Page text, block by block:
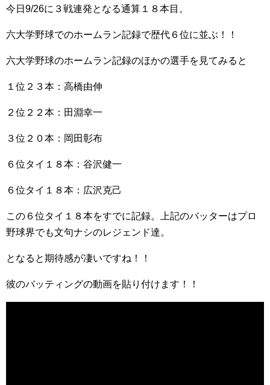
今日9/26に３戦連発となる通算１８本目。
六大学野球でのホームラン記録で歴代６位に並ぶ！！
六大学野球のホームラン記録のほかの選手を見てみると
１位２３本：高橋由伸
２位２２本：田淵幸一
３位２０本：岡田彰布
６位タイ１８本：谷沢健一
６位タイ１８本：広沢克己
この６位タイ１８本をすでに記録。上記のバッターはプロ
野球界でも文句ナシのレジェンド達。
となると期待感が凄いですね！！
彼のバッティングの動画を貼り付けます！！